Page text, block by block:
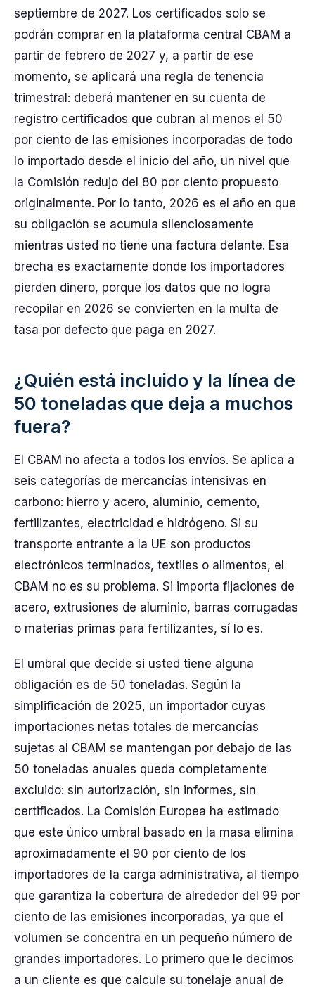
septiembre de 2027. Los certificados solo se
podrán comprar en la plataforma central CBAM a
partir de febrero de 2027 y, a partir de ese
momento, se aplicará una regla de tenencia
trimestral: deberá mantener en su cuenta de
registro certificados que cubran al menos el 50
por ciento de las emisiones incorporadas de todo
lo importado desde el inicio del año, un nivel que
la Comisión redujo del 80 por ciento propuesto
originalmente. Por lo tanto, 2026 es el año en que
su obligación se acumula silenciosamente
mientras usted no tiene una factura delante. Esa
brecha es exactamente donde los importadores
pierden dinero, porque los datos que no logra
recopilar en 2026 se convierten en la multa de
tasa por defecto que paga en 2027.
¿Quién está incluido y la línea de
50 toneladas que deja a muchos
fuera?
El CBAM no afecta a todos los envíos. Se aplica a
seis categorías de mercancías intensivas en
carbono: hierro y acero, aluminio, cemento,
fertilizantes, electricidad e hidrógeno. Si su
transporte entrante a la UE son productos
electrónicos terminados, textiles o alimentos, el
CBAM no es su problema. Si importa fijaciones de
acero, extrusiones de aluminio, barras corrugadas
o materias primas para fertilizantes, sí lo es.
El umbral que decide si usted tiene alguna
obligación es de 50 toneladas. Según la
simplificación de 2025, un importador cuyas
importaciones netas totales de mercancías
sujetas al CBAM se mantengan por debajo de las
50 toneladas anuales queda completamente
excluido: sin autorización, sin informes, sin
certificados. La Comisión Europea ha estimado
que este único umbral basado en la masa elimina
aproximadamente el 90 por ciento de los
importadores de la carga administrativa, al tiempo
que garantiza la cobertura de alrededor del 99 por
ciento de las emisiones incorporadas, ya que el
volumen se concentra en un pequeño número de
grandes importadores. Lo primero que le decimos
a un cliente es que calcule su tonelaje anual de